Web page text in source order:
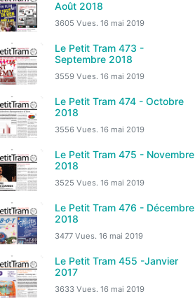
Août 2018
3605 Vues. 16 mai 2019
Le Petit Tram 473 -
Septembre 2018
3559 Vues. 16 mai 2019
Le Petit Tram 474 - Octobre
2018
3556 Vues. 16 mai 2019
Le Petit Tram 475 - Novembre
2018
3525 Vues. 16 mai 2019
Le Petit Tram 476 - Décembre
2018
3477 Vues. 16 mai 2019
Le Petit Tram 455 -Janvier
2017
3633 Vues. 16 mai 2019